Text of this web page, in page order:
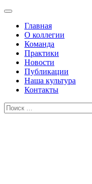
Главная
О коллегии
Команда
Практики
Новости
Публикации
Наша культура
Контакты